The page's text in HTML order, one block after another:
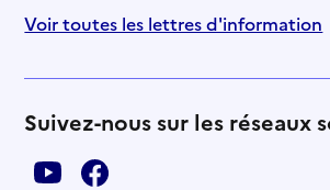
Voir toutes les lettres d'information
Suivez-nous sur les réseaux